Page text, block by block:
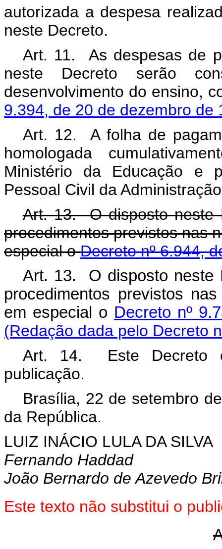
autorizada a despesa
neste Decreto.
Art. 11. As despesas de
neste Decreto serão
desenvolvimento do ensino,
9.394, de 20 de dezembro de
Art. 12. A folha de
homologada
Ministério da Educação e
Pessoal Civil da
Art. 13. O disposto neste
procedimentos previstos nas
especial oDecreto nº 6.944,
Art. 13. O disposto neste
procedimentos previstos
em especial o Decreto nº
(Redação dada pelo Decreto
Art. 14. Este Decreto
publicação.
Brasília, 22 de setembro
da República.
LUIZ INÁCIO LULA DA SILVA
Fernando Haddad
João Bernardo de Azevedo
Este texto não substitui o